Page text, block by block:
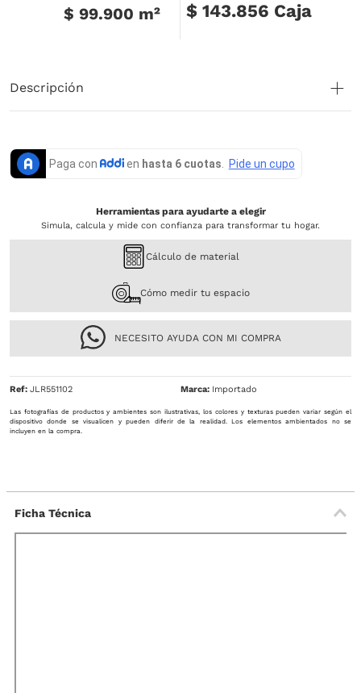
$ 99.900 m² $ 143.856 Caja
Descripción
Herramientas para ayudarte a elegir
Simula, calcula y mide con confianza para transformar tu hogar.
Cálculo de material
Cómo medir tu espacio
NECESITO AYUDA CON MI COMPRA
Ref: JLR551102 Importado
Las fotografías de productos y ambientes son ilustrativas, los colores y texturas pueden variar según el
dispositivo donde se visualicen y pueden diferir de la realidad. Los elementos ambientados no se
incluyen en la compra.
Ficha Técnica